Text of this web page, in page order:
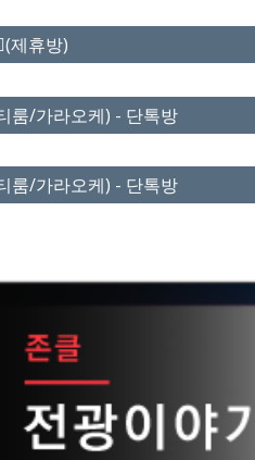
제휴방)
룸/가라오케) - 단톡방
룸/가라오케) - 단톡방